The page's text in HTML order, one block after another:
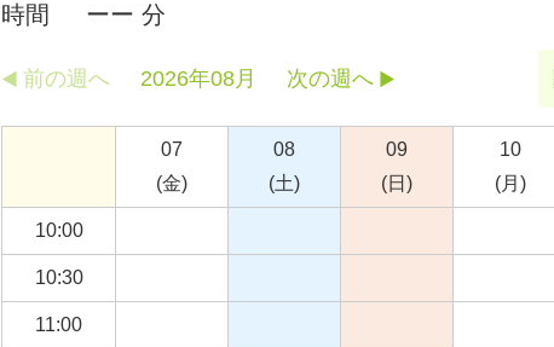
時間 ーー 分
前の週へ 2026年08月 次の週へ
07
(金)
08
(土)
09
(日)
10
(月)
10:00
10:30
11:00